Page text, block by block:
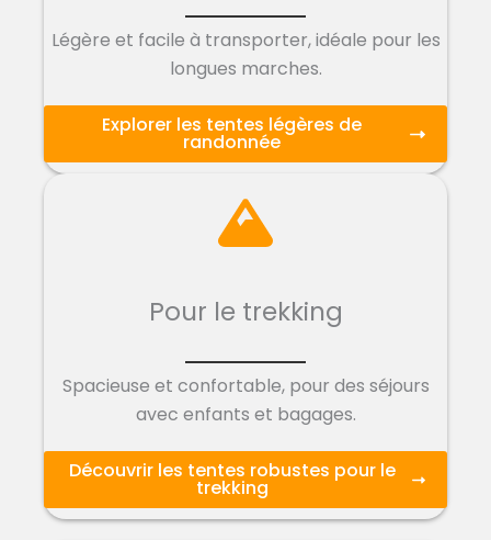
Légère et facile à transporter, idéale pour les
longues marches.
Explorer les tentes légères de
randonnée
Pour le trekking
Spacieuse et confortable, pour des séjours
avec enfants et bagages.
Découvrir les tentes robustes pour le
trekking